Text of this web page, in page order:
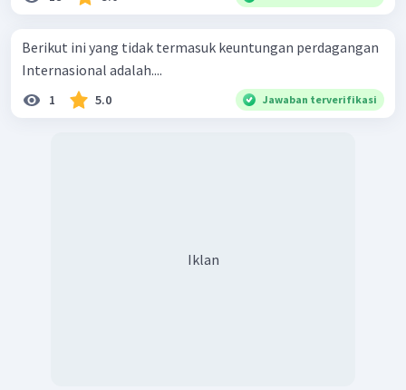
Berikut ini yang tidak termasuk keuntungan perdagangan
Internasional adalah....
1 5.0 Jawaban terverifikasi
Iklan